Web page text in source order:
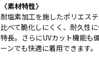
〈素材特性〉
耐塩素加工を施したポリエス
比べて脆化しにくく、耐久性
特長。さらにUVカット機能も
ーンでも快適に着用できます。